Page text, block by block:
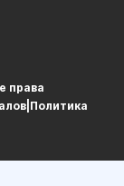
права
Политика